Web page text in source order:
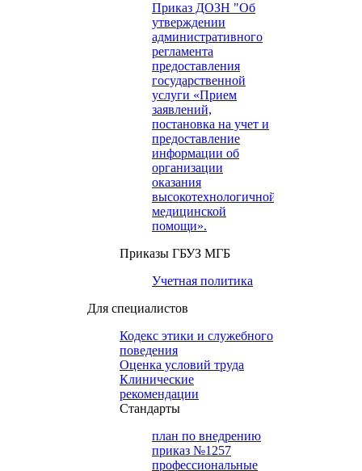
Приказ ДОЗН "Об
утверждении
административного
регламента
предоставления
государственной
услуги «Прием
заявлений,
постановка на учет и
предоставление
информации об
организации
оказания
высокотехнологичной
медицинской
помощи».
Приказы ГБУЗ МГБ
Учетная политика
Для специалистов
Кодекс этики и служебного
поведения
Оценка условий труда
Клинические
рекомендации
Cтандарты
план по внедрению
приказ №1257
профессиональные